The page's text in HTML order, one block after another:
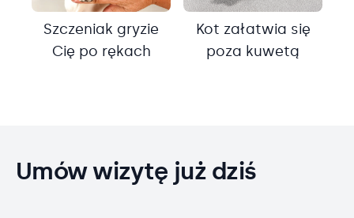
Szczeniak gryzie
Cię po rękach
Kot załatwia się
poza kuwetą
Umów wizytę już dziś